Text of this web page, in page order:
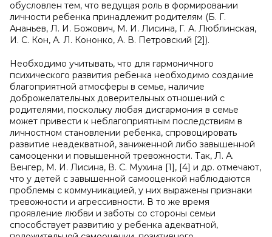
обусловлен тем, что ведущая роль в формировании
личности ребенка принадлежит родителям (Б. Г.
Ананьев, Л. И. Божович, М. И. Лисина, Г. А. Люблинская,
И. С. Кон, А. Л. Кононко, А. В. Петровский [2]).
Необходимо учитывать, что для гармоничного
психического развития ребенка необходимо создание
благоприятной атмосферы в семье, наличие
доброжелательных доверительных отношений с
родителями, поскольку любая дисгармония в семье
может привести к неблагоприятным последствиям в
личностном становлении ребенка, спровоцировать
развитие неадекватной, заниженной либо завышенной
самооценки и повышенной тревожности. Так, Л. А.
Венгер, М. И. Лисина, В. С. Мухина [1], [4] и др. отмечают,
что у детей с завышенной самооценкой наблюдаются
проблемы с коммуникацией, у них выражены признаки
тревожности и агрессивности. В то же время
проявление любви и заботы со стороны семьи
способствует развитию у ребенка адекватной,